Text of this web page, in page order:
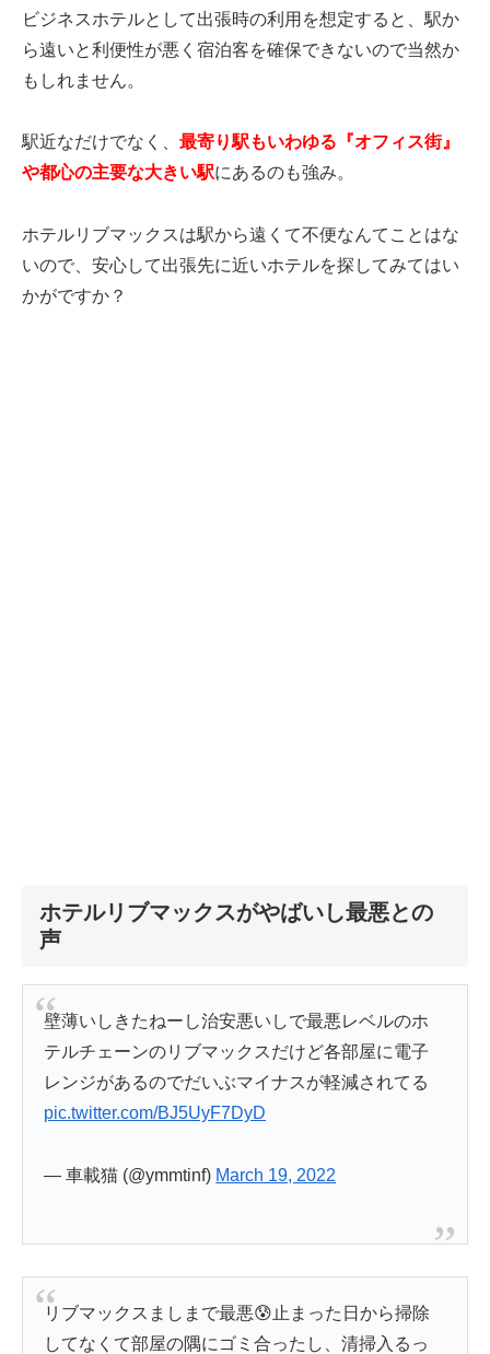
ビジネスホテルとして出張時の利用を想定すると、駅か
ら遠いと利便性が悪く宿泊客を確保できないので当然か
もしれません。
駅近なだけでなく、 最寄り駅もいわゆる『オフィス街』
や都心の主要な大きい駅にあるのも強み。
ホテルリブマックスは駅から遠くて不便なんてことはな
いので、安心して出張先に近いホテルを探してみてはい
かがですか？
ホテルリブマックスがやばいし最悪との
声
壁薄いしきたねーし治安悪いしで最悪レベルのホ
テルチェーンのリブマックスだけど各部屋に電子
レンジがあるのでだいぶマイナスが軽減されてる
pic.twitter.com/BJ5UyF7DyD
— 車載猫 (@ymmtinf) March 19, 2022
リブマックスましまで最悪😰止まった日から掃除
してなくて部屋の隅にゴミ合ったし、清掃入るっ